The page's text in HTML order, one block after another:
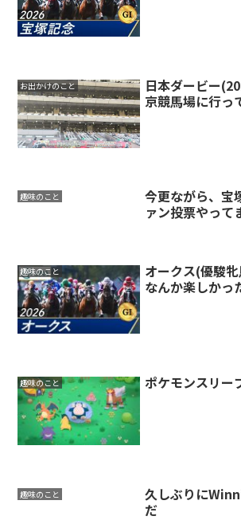
お出かけのこと
日本ダービー
京競馬場に行っ
趣味のこと
今更ながら、宝
ァン投票やって
趣味のこと
オークス(優駿
なんか楽しかっ
趣味のこと ポケモンスリー
趣味のこと
久しぶりに
だ